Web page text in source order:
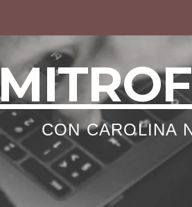
CON CAROLINA